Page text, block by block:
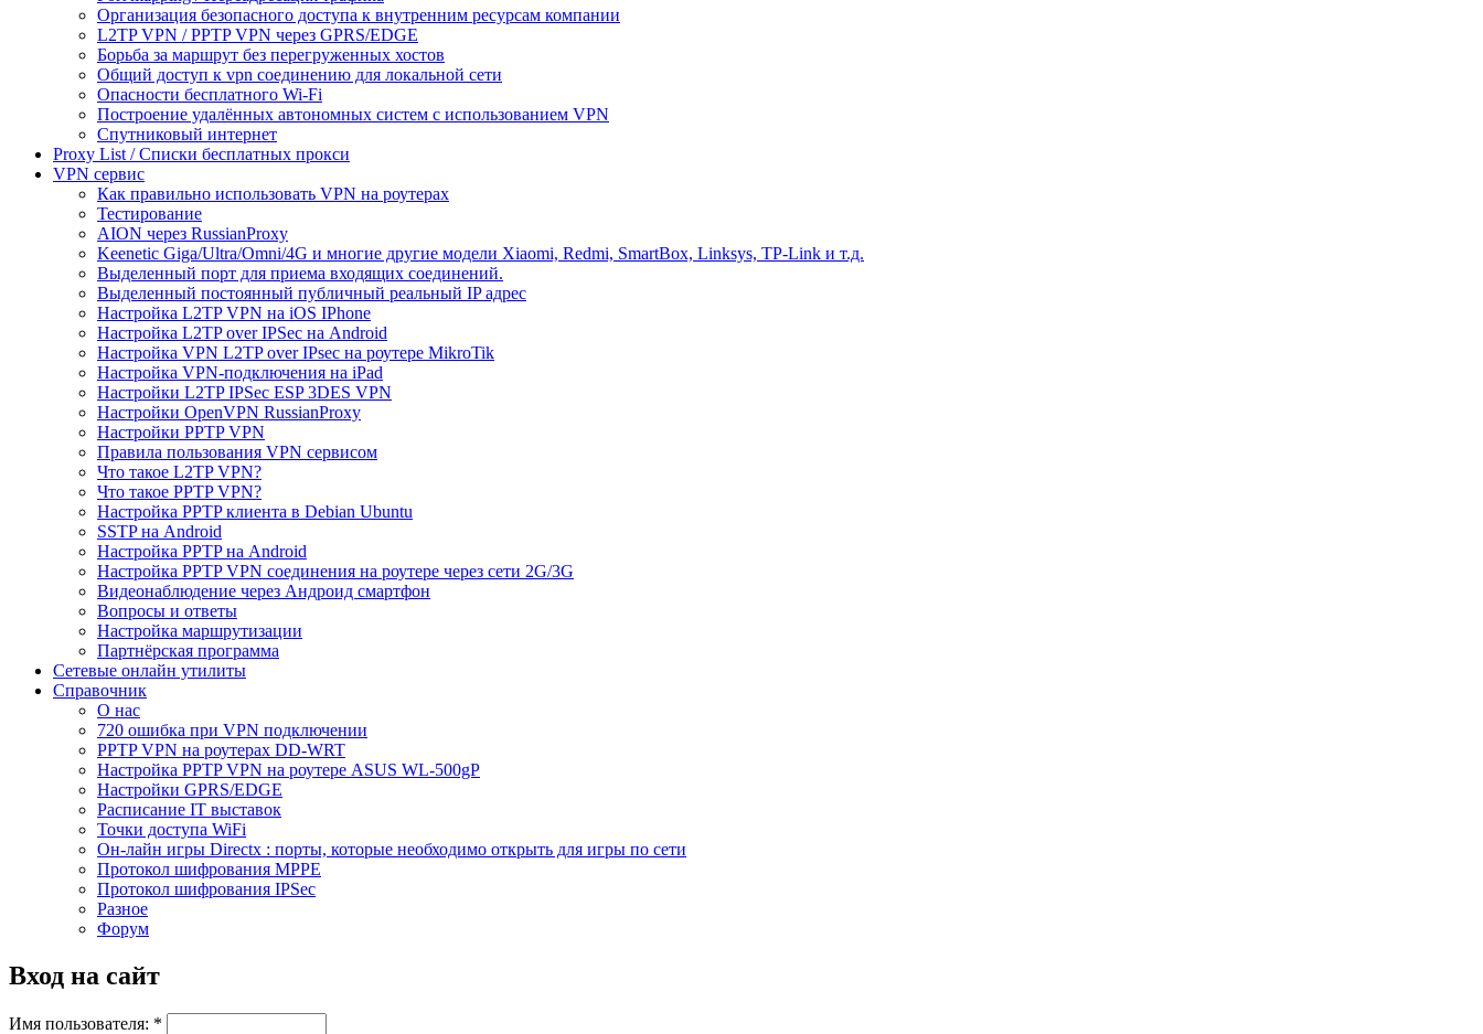
Организация безопасного доступа к внутренним ресурсам компании
L2TP VPN / PPTP VPN через GPRS/EDGE
Борьба за маршрут без перегруженных хостов
Общий доступ к vpn соединению для локальной сети
Опасности бесплатного Wi-Fi
Построение удалённых автономных систем с использованием VPN
Спутниковый интернет
Proxy List / Списки бесплатных прокси
VPN сервис
Как правильно использовать VPN на роутерах
Тестирование
AION через RussianProxy
Keenetic Giga/Ultra/Omni/4G и многие другие модели Xiaomi, Redmi, SmartBox, Linksys, TP-Link и т.д.
Выделенный порт для приема входящих соединений.
Выделенный постоянный публичный реальный IP адрес
Настройка L2TP VPN на iOS IPhone
Настройка L2TP over IPSec на Android
Настройка VPN L2TP over IPsec на роутере MikroTik
Настройка VPN-подключения на iPad
Настройки L2TP IPSec ESP 3DES VPN
Настройки OpenVPN RussianProxy
Настройки PPTP VPN
Правила пользования VPN сервисом
Что такое L2TP VPN?
Что такое PPTP VPN?
Настройка PPTP клиента в Debian Ubuntu
SSTP на Android
Настройка PPTP на Android
Настройка PPTP VPN соединения на роутере через сети 2G/3G
Видеонаблюдение через Андроид смартфон
Вопросы и ответы
Настройка маршрутизации
Партнёрская программа
Сетевые онлайн утилиты
Справочник
О нас
720 ошибка при VPN подключении
PPTP VPN на роутерах DD-WRT
Настройка PPTP VPN на роутере ASUS WL-500gP
Настройки GPRS/EDGE
Расписание IT выставок
Точки доступа WiFi
Он-лайн игры Directx : порты, которые необходимо открыть для игры по сети
Протокол шифрования MPPE
Протокол шифрования IPSec
Разное
Форум
Вход на сайт
Имя пользователя: *